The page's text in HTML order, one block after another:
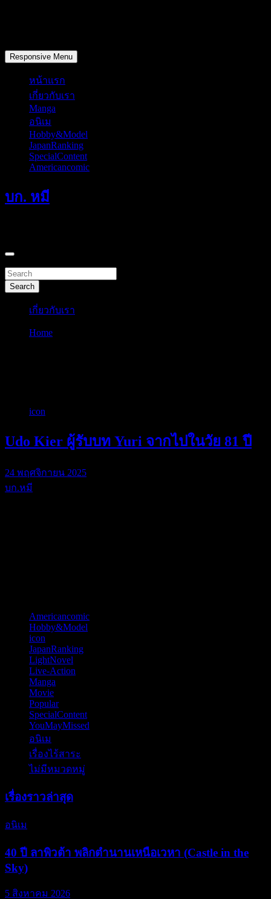
Responsive Menu
หน้าแรก
เกี่ยวกับเรา
Manga
อนิเม
Hobby&Model
JapanRanking
SpecialContent
Americancomic
บก. หมี
Search
เกี่ยวกับเรา
Home
icon
Udo Kier ผู้รับบท Yuri จากไปในวัย 81 ปี
24 พฤศจิกายน 2025
บก.หมี
Americancomic
Hobby&Model
icon
JapanRanking
LightNovel
Live-Action
Manga
Movie
Popular(6)
SpecialContent
YouMayMissed
อนิเม
เรื่องไร้สาระ
ไม่มีหมวดหมู่
เรื่องราวล่าสุด
อนิเม
40 ปี ลาพิวต้า พลิกตำนานเหนือเวหา (Castle in the
Sky)
5 สิงหาคม 2026